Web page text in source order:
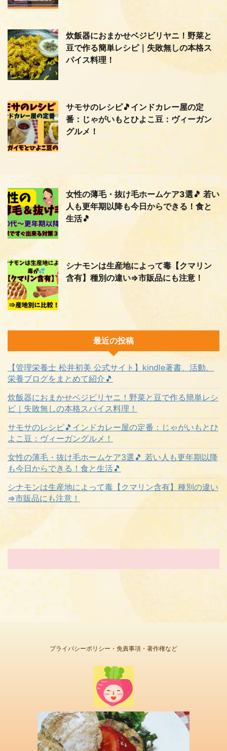
炊飯器におまかせベジビリヤニ！野菜と
豆で作る簡単レシピ｜失敗無しの本格ス
パイス料理！
サモサのレシピ🎵インドカレー屋の定
番：じゃがいもとひよこ豆：ヴィーガン
グルメ！
女性の薄毛・抜け毛ホームケア3選🎵 若い
人も更年期以降も今日からできる！食と
生活🎵
シナモンは生産地によって毒【クマリン
含有】種別の違い⇒市販品にも注意！
最近の投稿
【管理栄養士 松井初美 公式サイト】kindle著書、活動、
栄養ブログをまとめて紹介🎵
炊飯器におまかせベジビリヤニ！野菜と豆で作る簡単レシ
ピ｜失敗無しの本格スパイス料理！
サモサのレシピ🎵インドカレー屋の定番：じゃがいもとひ
よこ豆：ヴィーガングルメ！
女性の薄毛・抜け毛ホームケア3選🎵 若い人も更年期以降
も今日からできる！食と生活🎵
シナモンは生産地によって毒【クマリン含有】種別の違い
⇒市販品にも注意！
プライバシーポリシー・免責事項・著作権など